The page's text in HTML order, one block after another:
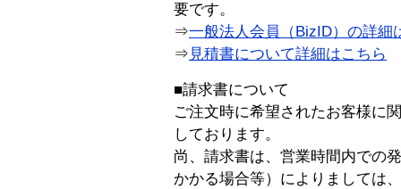
要です。
⇒一般法人会員（BizID）の詳細
⇒ 見積書について詳細はこちら
■請求書について
ご注文時に希望されたお客様に
しております。
尚、請求書は、営業時間内での
かかる場合等）によりましては